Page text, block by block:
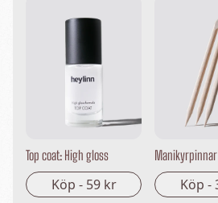
Top coat: High gloss
Köp - 59 kr
Manikyrpinnar
Köp -